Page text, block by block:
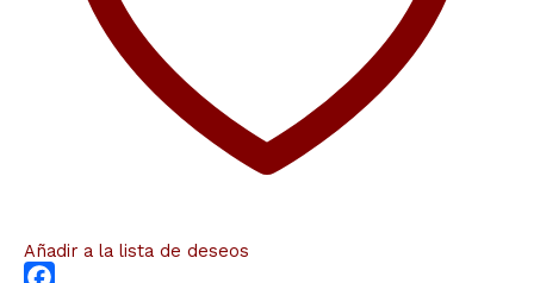
Añadir a la lista de deseos